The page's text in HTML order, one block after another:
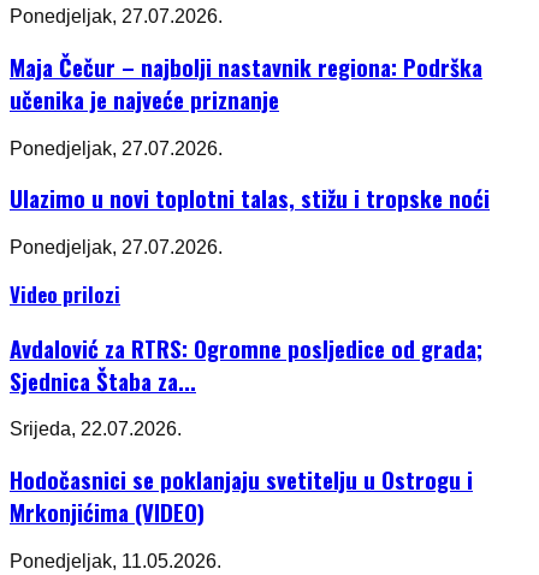
Ponedjeljak, 27.07.2026.
Maja Čečur – najbolji nastavnik regiona: Podrška
učenika je najveće priznanje
Ponedjeljak, 27.07.2026.
Ulazimo u novi toplotni talas, stižu i tropske noći
Ponedjeljak, 27.07.2026.
Video prilozi
Avdalović za RTRS: Ogromne posljedice od grada;
Sjednica Štaba za...
Srijeda, 22.07.2026.
Hodočasnici se poklanjaju svetitelju u Ostrogu i
Mrkonjićima (VIDEO)
Ponedjeljak, 11.05.2026.